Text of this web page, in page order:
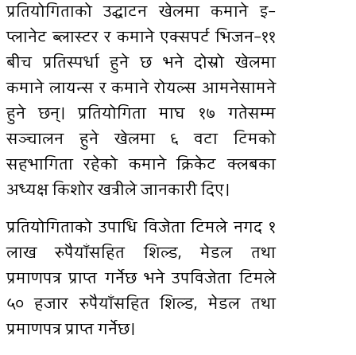
प्रतियोगिताको उद्घाटन खेलमा कमाने इ–
प्लानेट ब्लास्टर र कमाने एक्सपर्ट भिजन–११
बीच प्रतिस्पर्धा हुने छ भने दोस्रो खेलमा
कमाने लायन्स र कमाने रोयल्स आमनेसामने
हुने छन्। प्रतियोगिता माघ १७ गतेसम्म
सञ्चालन हुने खेलमा ६ वटा टिमको
सहभागिता रहेको कमाने क्रिकेट क्लबका
अध्यक्ष किशोर खत्रीले जानकारी दिए।
प्रतियोगिताको उपाधि विजेता टिमले नगद १
लाख रुपैयाँसहित शिल्ड, मेडल तथा
प्रमाणपत्र प्राप्त गर्नेछ भने उपविजेता टिमले
५० हजार रुपैयाँसहित शिल्ड, मेडल तथा
प्रमाणपत्र प्राप्त गर्नेछ।